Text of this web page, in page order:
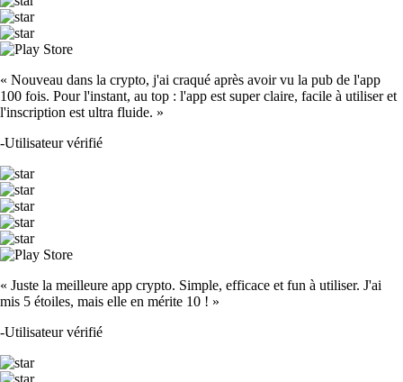
« Nouveau dans la crypto, j'ai craqué après avoir vu la pub de l'app
100 fois. Pour l'instant, au top : l'app est super claire, facile à utiliser et
l'inscription est ultra fluide. »
-Utilisateur vérifié
« Juste la meilleure app crypto. Simple, efficace et fun à utiliser. J'ai
mis 5 étoiles, mais elle en mérite 10 ! »
-Utilisateur vérifié